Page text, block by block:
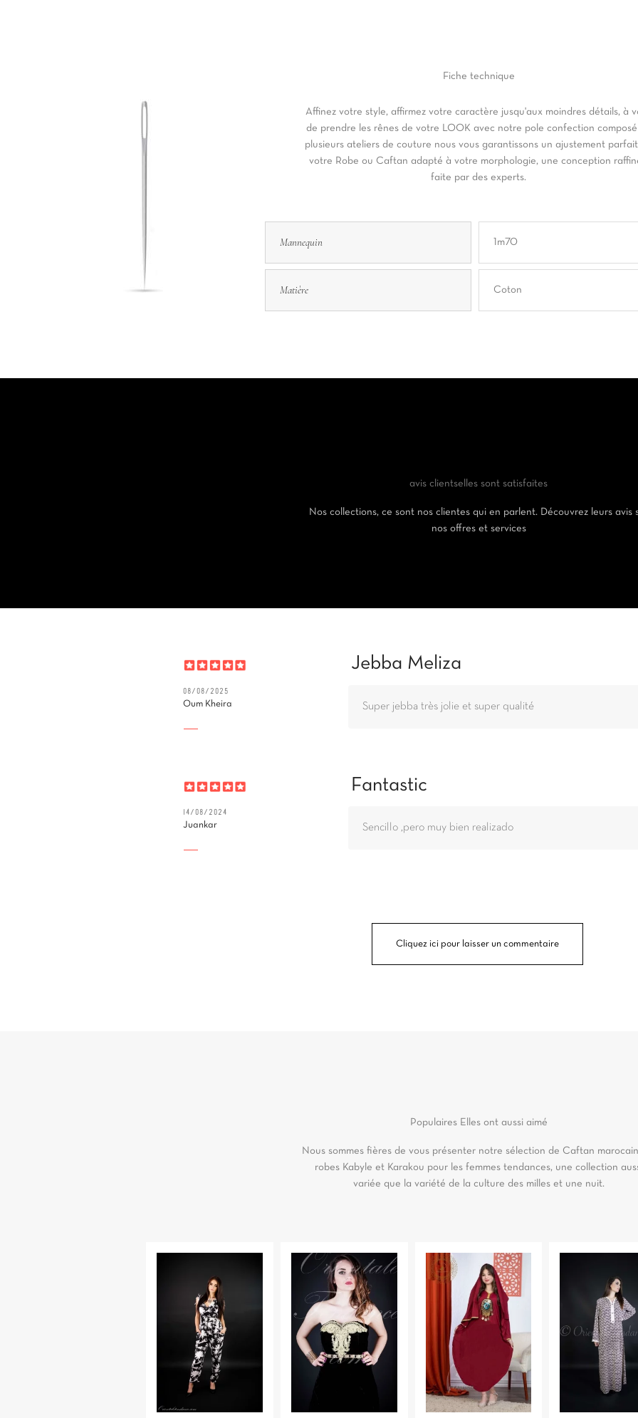
Fiche technique
Affinez votre style, affirmez votre caractère jusqu'aux moindres détails, à
de prendre les rênes de votre LOOK avec notre pole confection
plusieurs ateliers de couture nous vous garantissons un ajustement
votre Robe ou Caftan adapté à votre morphologie, une conception
faite par des experts.
Mannequin 1m70
Matière Coton
avis clientselles sont satisfaites
Nos collections, ce sont nos clientes qui en parlent. Découvrez leurs avis
nos offres et services
Cliquez ici pour laisser un commentaire
Jebba Meliza
08/08/2025
Oum Kheira Super jebba très jolie et super qualité
Fantastic
14/08/2024
Juankar Sencillo ,pero muy bien realizado
Populaires Elles ont aussi aimé
Nous sommes fières de vous présenter notre sélection de Caftan
robes Kabyle et Karakou pour les femmes tendances, une collection
variée que la variété de la culture des milles et une nuit.